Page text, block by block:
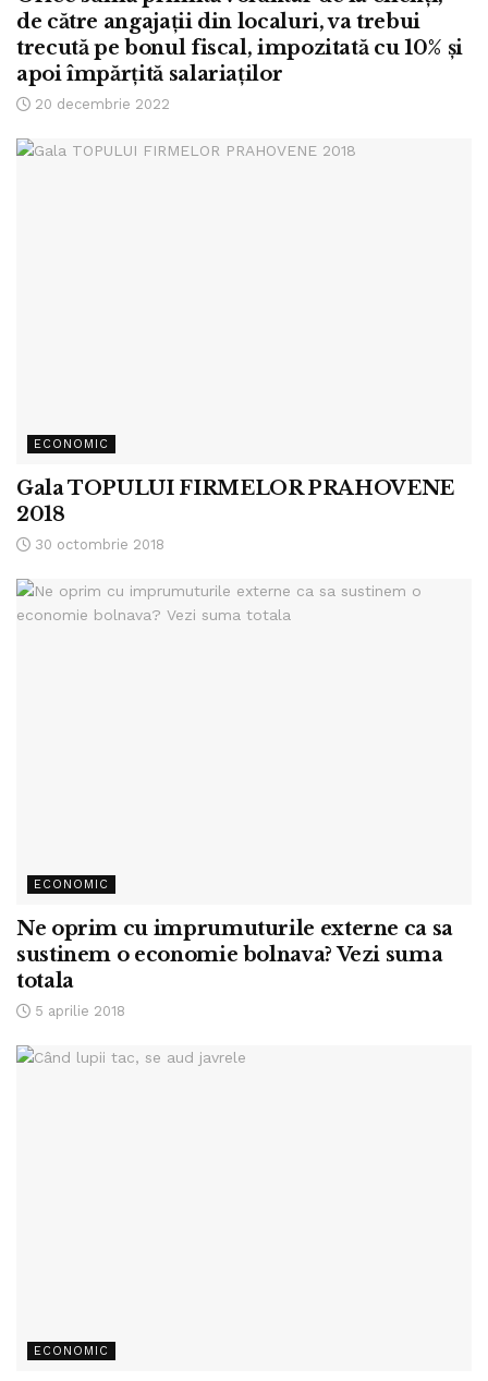
de către angajații din localuri, va trebui
trecută pe bonul fiscal, impozitată cu 10% și
apoi împărțită salariaților
20 decembrie 2022
ECONOMIC
Gala TOPULUI FIRMELOR PRAHOVENE
2018
30 octombrie 2018
ECONOMIC
Ne oprim cu imprumuturile externe ca sa
sustinem o economie bolnava? Vezi suma
totala
5 aprilie 2018
ECONOMIC